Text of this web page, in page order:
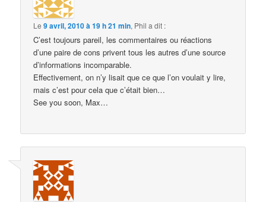
Le9 avril, 2010 à 19 h 21 min, Phil a dit :
C’est toujours pareil, les commentaires ou réactions
d’une paire de cons privent tous les autres d’une source
d’informations incomparable.
Effectivement, on n’y lisait que ce que l’on voulait y lire,
mais c’est pour cela que c’était bien…
See you soon, Max…